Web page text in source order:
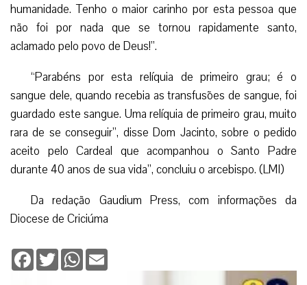
humanidade. Tenho o maior carinho por esta pessoa que
não foi por nada que se tornou rapidamente santo,
aclamado pelo povo de Deus!”.
“Parabéns por esta relíquia de primeiro grau; é o
sangue dele, quando recebia as transfusões de sangue, foi
guardado este sangue. Uma relíquia de primeiro grau, muito
rara de se conseguir”, disse Dom Jacinto, sobre o pedido
aceito pelo Cardeal que acompanhou o Santo Padre
durante 40 anos de sua vida”, concluiu o arcebispo. (LMI)
Da redação Gaudium Press, com informações da
Diocese de Criciúma
Facebook
TwitterWhatsApp